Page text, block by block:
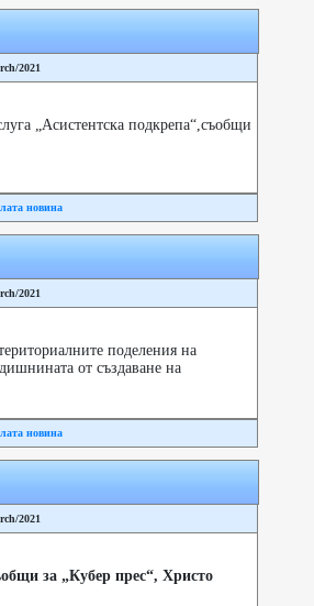
2021
„Асистентска подкрепа“,съобщи
новина
2021
поделения на
от създаване на
новина
2021
за „Кубер прес“, Христо